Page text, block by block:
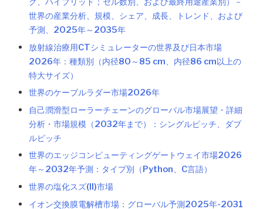
世界の産業分析、規模、シェア、成長、トレンド、および
予測、2025年～2035年
放射線治療用CTシミュレーターの世界及び日本市場
2026年：種類別（内径80～85 cm、内径86 cm以上の
特大サイズ）
世界のケーブルラダー市場2026年
自己潤滑型ローラーチェーンのグローバル市場展望・詳細
分析・市場規模（2032年まで）：シングルピッチ、ダブ
ルピッチ
世界のエッジコンピューティングゲートウェイ市場2026
年～2032年予測：タイプ別（Python、C言語）
世界の塩化スズ(II)市場
イオン交換膜電解槽市場：グローバル予測2025年-2031